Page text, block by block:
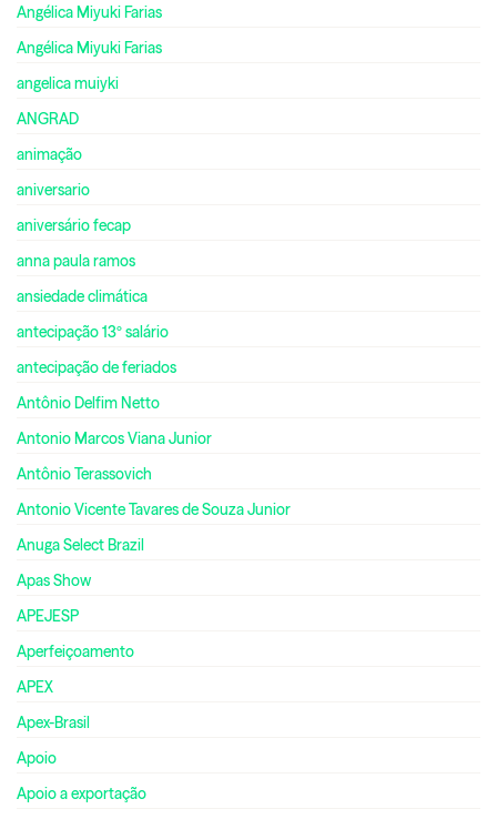
Angélica Miyuki Farias
Angélica Miyuki Farias
angelica muiyki
ANGRAD
animação
aniversario
aniversário fecap
anna paula ramos
ansiedade climática
antecipação 13º salário
antecipação de feriados
Antônio Delfim Netto
Antonio Marcos Viana Junior
Antônio Terassovich
Antonio Vicente Tavares de Souza Junior
Anuga Select Brazil
Apas Show
APEJESP
Aperfeiçoamento
APEX
Apex-Brasil
Apoio
Apoio a exportação